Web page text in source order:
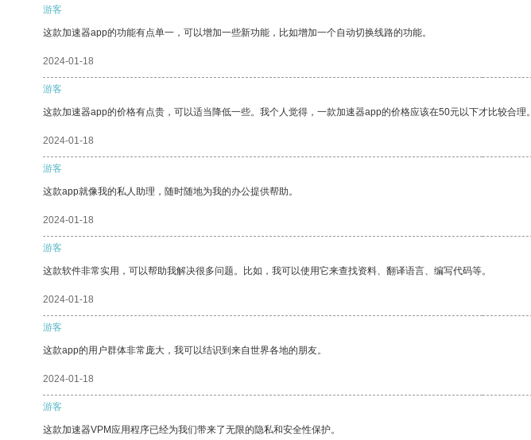
游客
这款加速器app的功能有点单一，可以增加一些新功能，比如增加一个自动切换线路的功能。
2024-01-18
游客
这款加速器app的价格有点贵，可以适当降低一些。我个人觉得，一款加速器app的价格应该在50元以下才比较合理。
2024-01-18
游客
这款app就像我的私人助理，随时随地为我的办公提供帮助。
2024-01-18
游客
这款软件非常实用，可以帮助我解决很多问题。比如，我可以使用它来查找资料、翻译语言、编写代码等。
2024-01-18
游客
这款app的用户群体非常庞大，我可以结识到来自世界各地的朋友。
2024-01-18
游客
这款加速器VPM应用程序已经为我们带来了无限的隐私和安全性保护。